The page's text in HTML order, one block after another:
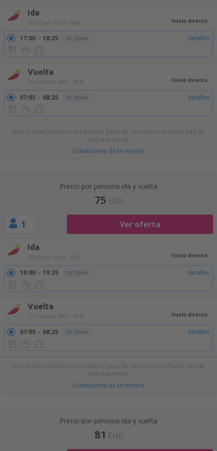
Ida
25 dic (vie) BCN - MAD Vuelo directo
17:00 18:25 1h 25min detalles
Vuelta
27 dic (dom) MAD - BCN Vuelo directo
07:05 08:25 1h 20min detalles
Precio total de todos los billetes (tasa de servicio no incluida 24 EUR
por pasajero)
Condiciones de la reserva
Precio por persona ida y vuelta
75 EUR
1 Ver oferta
Ida
25 dic (vie) BCN - MAD Vuelo directo
18:00 19:25 1h 25min detalles
Vuelta
27 dic (dom) MAD - BCN Vuelo directo
07:05 08:25 1h 20min detalles
Precio total de todos los billetes (tasa de servicio no incluida 24 EUR
por pasajero)
Condiciones de la reserva
Precio por persona ida y vuelta
81 EUR